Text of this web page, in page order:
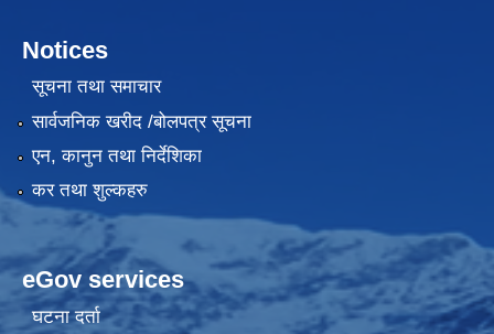
Notices
सूचना तथा समाचार
सार्वजनिक खरीद /बोलपत्र सूचना
एन, कानुन तथा निर्देशिका
कर तथा शुल्कहरु
eGov services
घटना दर्ता